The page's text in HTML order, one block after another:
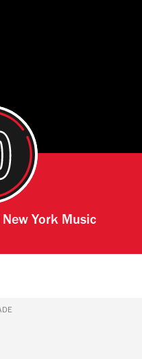
New York Music